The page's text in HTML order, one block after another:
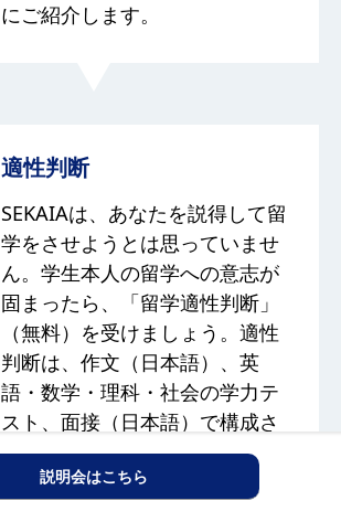
にご紹介します。
適性判断
SEKAIAは、あなたを説得して留
学をさせようとは思っていませ
ん。学生本人の留学への意志が
固まったら、「留学適性判断」
（無料）を受けましょう。適性
判断は、作文（日本語）、英
語・数学・理科・社会の学力テ
スト、面接（日本語）で構成さ
れ、約3時間を要します。適性判
断で特に重視することは「意志
説明会はこちら